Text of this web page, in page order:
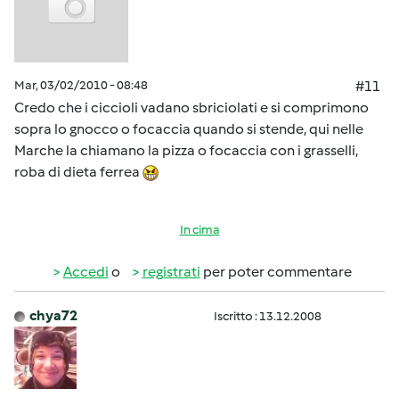
Mar, 03/02/2010 - 08:48
#11
Credo che i ciccioli vadano sbriciolati e si comprimono
sopra lo gnocco o focaccia quando si stende, qui nelle
Marche la chiamano la pizza o focaccia con i grasselli,
roba di dieta ferrea
In cima
Accedi o registrati per poter commentare
chya72 Iscritto : 13.12.2008